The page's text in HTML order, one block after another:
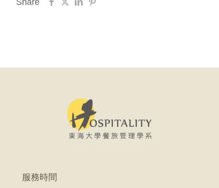
Share
服務時間